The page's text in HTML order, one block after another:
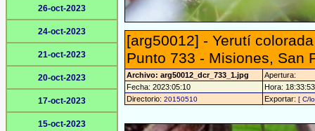
26-oct-2023
24-oct-2023
21-oct-2023
20-oct-2023
17-oct-2023
15-oct-2023
[arg50012] - Yerutí
Punto 733 - Misiones, San
Archivo: arg50012_dcr_733_1.jpg
Apertura:
Fecha: 2023:05:10
Hora:
Directorio: 20150510 Exportar: [ C/